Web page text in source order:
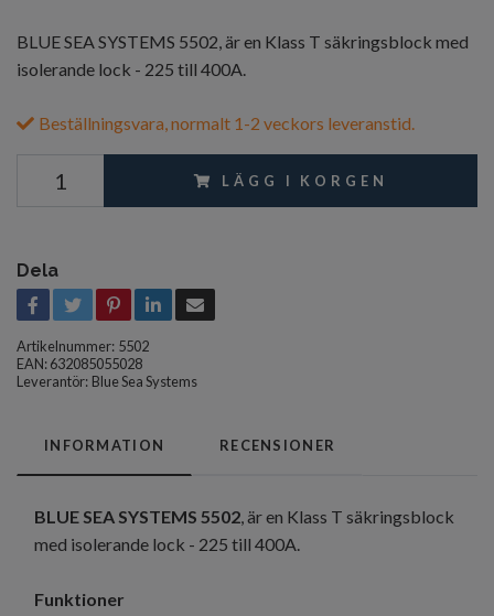
BLUE SEA SYSTEMS 5502, är en Klass T säkringsblock med
isolerande lock - 225 till 400A.
Beställningsvara, normalt 1-2 veckors leveranstid.
LÄGG I KORGEN
Dela
Artikelnummer: 5502
EAN: 632085055028
Leverantör: Blue Sea Systems
INFORMATION RECENSIONER
BLUE SEA SYSTEMS 5502 , är en Klass T säkringsblock
med isolerande lock - 225 till 400A.
Funktioner